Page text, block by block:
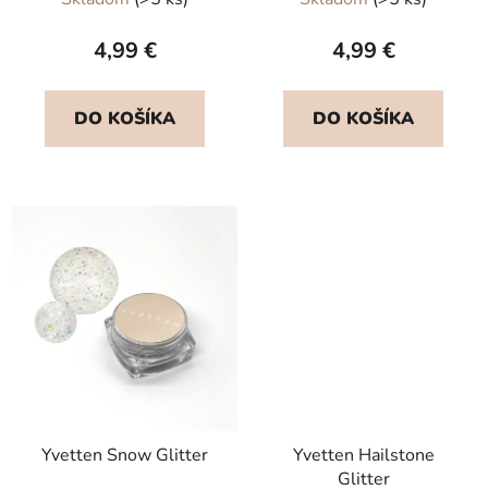
4,99 €
DO KOŠÍKA
4,99 €
DO KOŠÍKA
Yvetten Snow Glitter
Yvetten Hailstone
Glitter